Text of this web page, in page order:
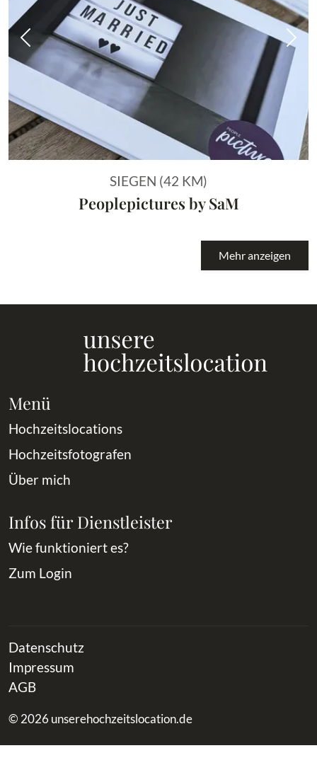
Vorheriges Bild
SIEGEN (42 KM)
Peoplepictures by SaM
Mehr anzeigen
Menü
Hochzeitslocations
Hochzeitsfotografen
Über mich
Infos für Dienstleister
Wie funktioniert es?
Zum Login
Datenschutz
Impressum
AGB
© 2026 unserehochzeitslocation.de